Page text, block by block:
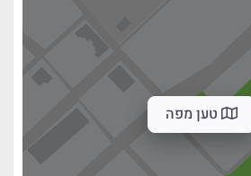
טען מפה